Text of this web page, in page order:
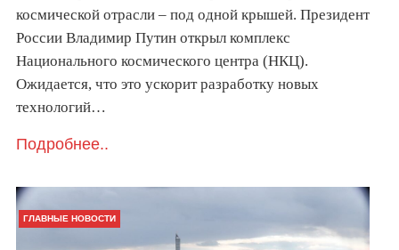
космической отрасли – под одной крышей. Президент
России Владимир Путин открыл комплекс
Национального космического центра (НКЦ).
Ожидается, что это ускорит разработку новых
технологий…
Подробнее..
ГЛАВНЫЕ НОВОСТИ